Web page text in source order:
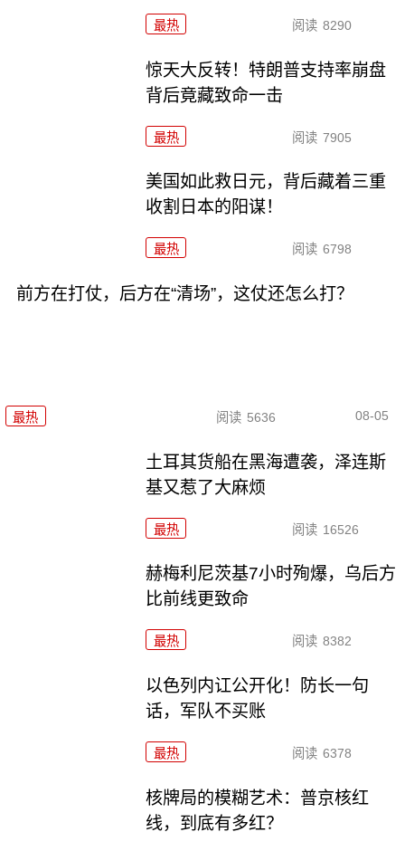
最热 阅读 8290
惊天大反转！特朗普支持率崩盘
背后竟藏致命一击
最热 阅读 7905
美国如此救日元，背后藏着三重
收割日本的阳谋！
最热 阅读 6798
前方在打仗，后方在“清场”，这仗还怎么打？
最热 阅读 5636 08-05
土耳其货船在黑海遭袭，泽连斯
基又惹了大麻烦
最热 阅读 16526
赫梅利尼茨基7小时殉爆，乌后方
比前线更致命
最热 阅读 8382
以色列内讧公开化！防长一句
话，军队不买账
最热 阅读 6378
核牌局的模糊艺术：普京核红
线，到底有多红？